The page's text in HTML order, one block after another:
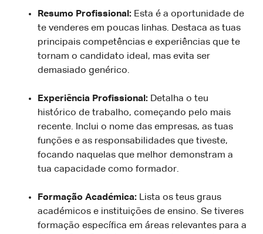
Resumo Profissional: Esta é a oportunidade de
te venderes em poucas linhas. Destaca as tuas
principais competências e experiências que te
tornam o candidato ideal, mas evita ser
demasiado genérico.
Experiência Profissional: Detalha o teu
histórico de trabalho, começando pelo mais
recente. Inclui o nome das empresas, as tuas
funções e as responsabilidades que tiveste,
focando naquelas que melhor demonstram a
tua capacidade como formador.
Formação Académica: Lista os teus graus
académicos e instituições de ensino. Se tiveres
formação específica em áreas relevantes para a